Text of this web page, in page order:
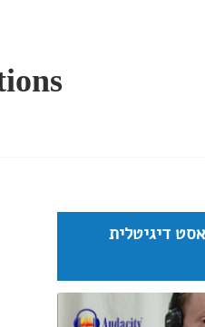
דיגיטלית